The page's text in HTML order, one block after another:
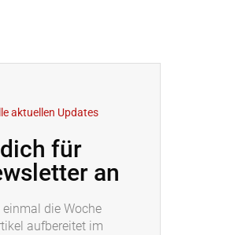
aktuellen Updates
für
an
die Woche
aufbereitet im